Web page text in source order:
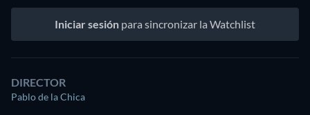
Iniciar sesión para sincronizar la Watchlist
DIRECTOR
Pablo de la Chica